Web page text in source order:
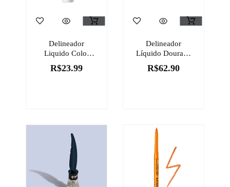
Delineador
Liquido Color
Trend
R$23.99
Delineador
Líquido Dourado
Lumos Aula De
Feitiços Harry
R$62.90